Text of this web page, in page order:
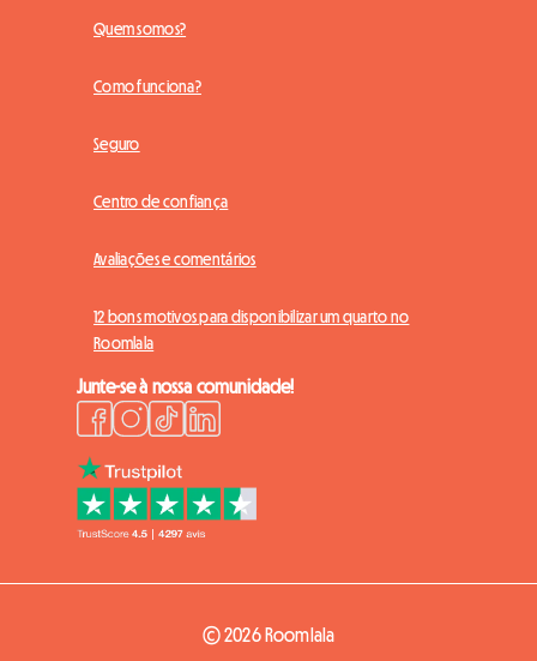
Quem somos?
Como funciona?
Seguro
Centro de confiança
Avaliações e comentários
12 bons motivos para disponibilizar um quarto no
Roomlala
Junte-se à nossa comunidade!
© 2026 Roomlala